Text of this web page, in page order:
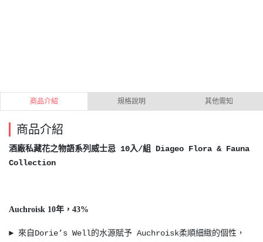
商品介紹 規格說明 其他需知
商品介紹
酒廠私藏花之物語系列威士忌 10入/組 Diageo Flora & Fauna
Collection
Auchroisk 10年，43%
► 來自Dorie’s Well的水源賦予 Auchroisk柔順細緻的個性，